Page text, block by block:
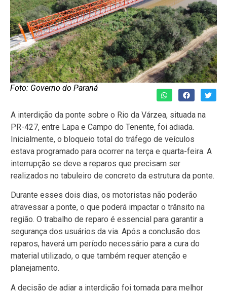
Foto: Governo do Paraná
A interdição da ponte sobre o Rio da Várzea, situada na
PR-427, entre Lapa e Campo do Tenente, foi adiada.
Inicialmente, o bloqueio total do tráfego de veículos
estava programado para ocorrer na terça e quarta-feira. A
interrupção se deve a reparos que precisam ser
realizados no tabuleiro de concreto da estrutura da ponte.
Durante esses dois dias, os motoristas não poderão
atravessar a ponte, o que poderá impactar o trânsito na
região. O trabalho de reparo é essencial para garantir a
segurança dos usuários da via. Após a conclusão dos
reparos, haverá um período necessário para a cura do
material utilizado, o que também requer atenção e
planejamento.
A decisão de adiar a interdição foi tomada para melhor